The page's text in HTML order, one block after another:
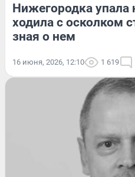
Нижегородка упала
ходила с осколком
зная о нем
16 июня, 2026, 12:10 1 619